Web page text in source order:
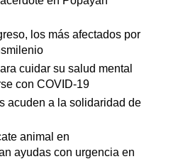
los más afectados por
cuidar su salud mental
con COVID-19
acuden a la solidaridad de
animal en
ayudas con urgencia en